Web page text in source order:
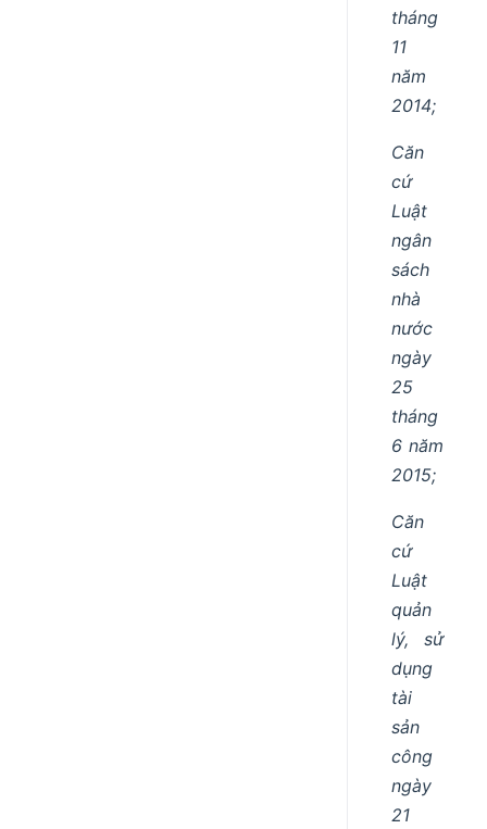
tháng
11
năm
2014;
Căn
cứ
Luật
ngân
sách
nhà
nước
ngày
25
tháng
6 năm
2015;
Căn
cứ
Luật
quản
lý, sử
dụng
tài
sản
công
ngày
21